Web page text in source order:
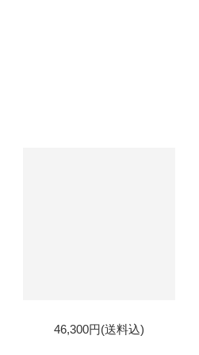
46,300円(送料込)